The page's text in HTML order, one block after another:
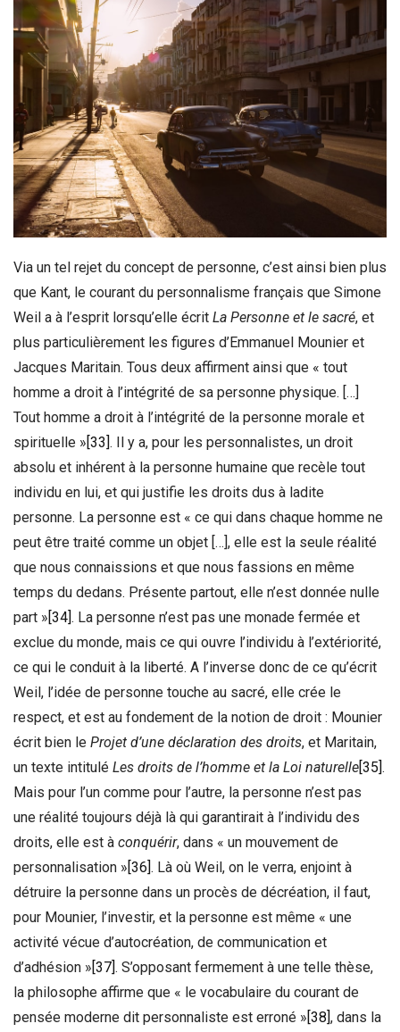
Via un tel rejet du concept de personne, c’est ainsi bien plus
que Kant, le courant du personnalisme français que Simone
Weil a à l’esprit lorsqu’elle écrit La Personne et le sacré, et
plus particulièrement les figures d’Emmanuel Mounier et
Jacques Maritain. Tous deux affirment ainsi que « tout
homme a droit à l’intégrité de sa personne physique. […]
Tout homme a droit à l’intégrité de la personne morale et
spirituelle »[33]. Il y a, pour les personnalistes, un droit
absolu et inhérent à la personne humaine que recèle tout
individu en lui, et qui justifie les droits dus à ladite
personne. La personne est « ce qui dans chaque homme ne
peut être traité comme un objet […], elle est la seule réalité
que nous connaissions et que nous fassions en même
temps du dedans. Présente partout, elle n’est donnée nulle
part »[34]. La personne n’est pas une monade fermée et
exclue du monde, mais ce qui ouvre l’individu à l’extériorité,
ce qui le conduit à la liberté. A l’inverse donc de ce qu’écrit
Weil, l’idée de personne touche au sacré, elle crée le
respect, et est au fondement de la notion de droit : Mounier
écrit bien le Projet d’une déclaration des droits, et Maritain,
un texte intitulé Les droits de l’homme et la Loi naturelle[35].
Mais pour l’un comme pour l’autre, la personne n’est pas
une réalité toujours déjà là qui garantirait à l’individu des
droits, elle est à conquérir, dans « un mouvement de
personnalisation »[36]. Là où Weil, on le verra, enjoint à
détruire la personne dans un procès de décréation, il faut,
pour Mounier, l’investir, et la personne est même « une
activité vécue d’autocréation, de communication et
d’adhésion »[37]. S’opposant fermement à une telle thèse,
la philosophe affirme que « le vocabulaire du courant de
pensée moderne dit personnaliste est erroné »[38], dans la